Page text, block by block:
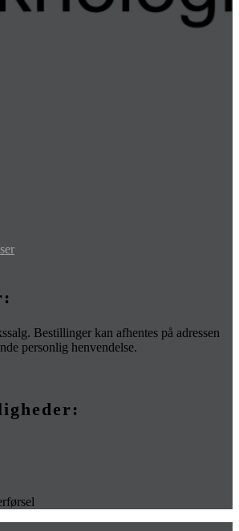
Bestillinger kan afhentes på adressen
personlig henvendelse.